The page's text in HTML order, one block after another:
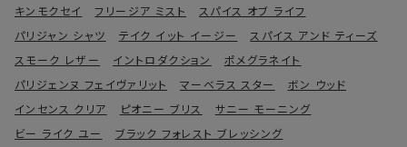
キンモクセイ
フリージア ミスト
スパイス オブ ライフ
パリジャン シャツ
テイク イット イージー
スパイス アンド ティーズ
スモーク レザー
イントロダクション
ポメグラネイト
パリジェンヌ フェイヴァリット
マーベラス スター
ボン ウッド
インセンス クリア
ピオニー ブリス
サニー モーニング
ビー ライク ユー
ブラック フォレスト ブレッシング